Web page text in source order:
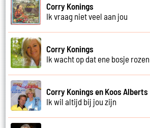
Corry Konings
Ik vraag niet veel aan jou
Corry Konings
Ik wacht op dat ene bosje rozen
Corry Konings en Koos Alberts
Ik wil altijd bij jou zijn